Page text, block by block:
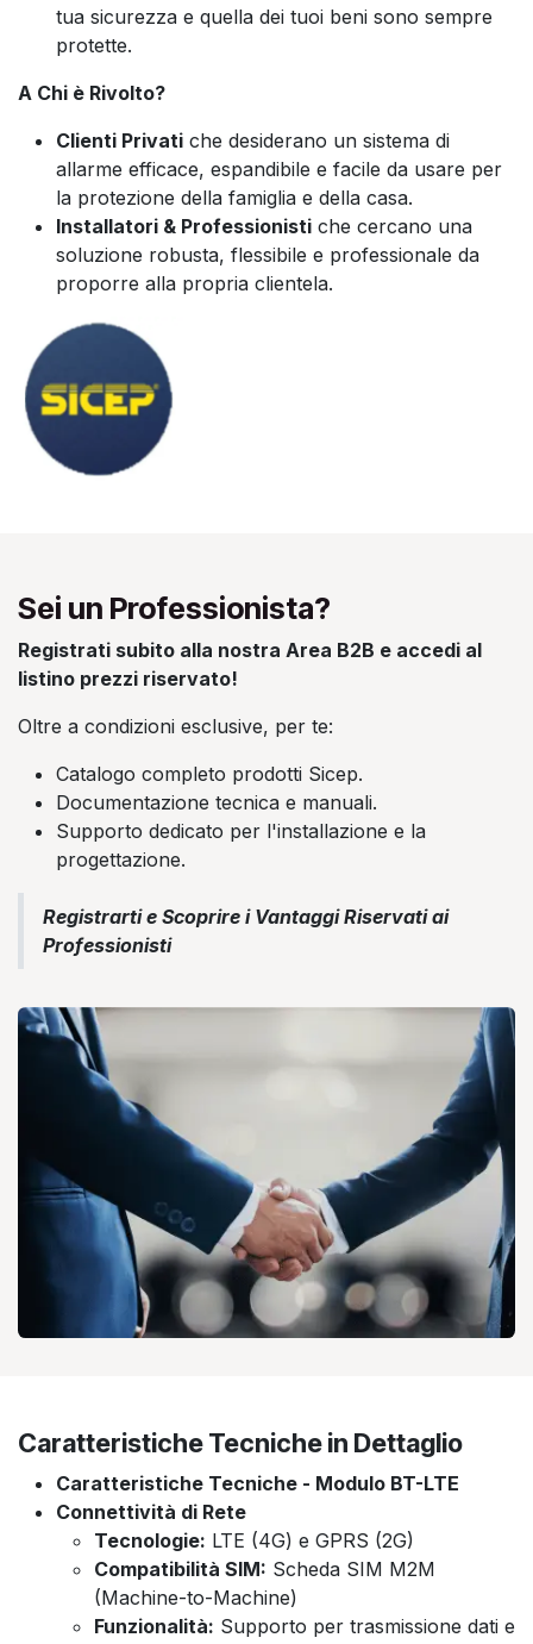
tua sicurezza e quella dei tuoi beni sono sempre
protette.
A Chi è Rivolto?
Clienti Privati che desiderano un sistema di
allarme efficace, espandibile e facile da usare per
la protezione della famiglia e della casa.
Installatori & Professionisti che cercano una
soluzione robusta, flessibile e professionale da
proporre alla propria clientela.
Sei un Professionista?
Registrati subito alla nostra Area B2B e accedi al
listino prezzi riservato!
Oltre a condizioni esclusive, per te:
Catalogo completo prodotti Sicep.
Documentazione tecnica e manuali.
Supporto dedicato per l'installazione e la
progettazione.
Registrarti e Scoprire i Vantaggi Riservati ai
Professionisti
Caratteristiche Tecniche in Dettaglio
Caratteristiche Tecniche - Modulo BT-LTE
Connettività di Rete
Tecnologie: LTE (4G) e GPRS (2G)
Compatibilità SIM: Scheda SIM M2M
(Machine-to-Machine)
Funzionalità: Supporto per trasmissione dati e